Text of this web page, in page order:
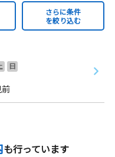
さらに条件
を絞り込む
日
も行っています